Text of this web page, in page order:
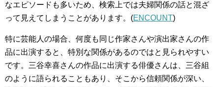
なエピソードも多いため、検索上では夫婦関係の話と混ざ
って見えてしまうことがあります。(ENCOUNT)
特に芸能人の場合、何度も同じ作家さんや演出家さんの作
品に出演すると、特別な関係があるのではと見られやすい
です。三谷幸喜さんの作品に出演する俳優さんは、三谷組
のように語られることもあり、そこから信頼関係が深い、